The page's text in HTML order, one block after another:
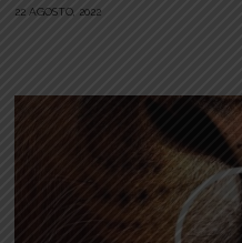
22 AGOSTO, 2022